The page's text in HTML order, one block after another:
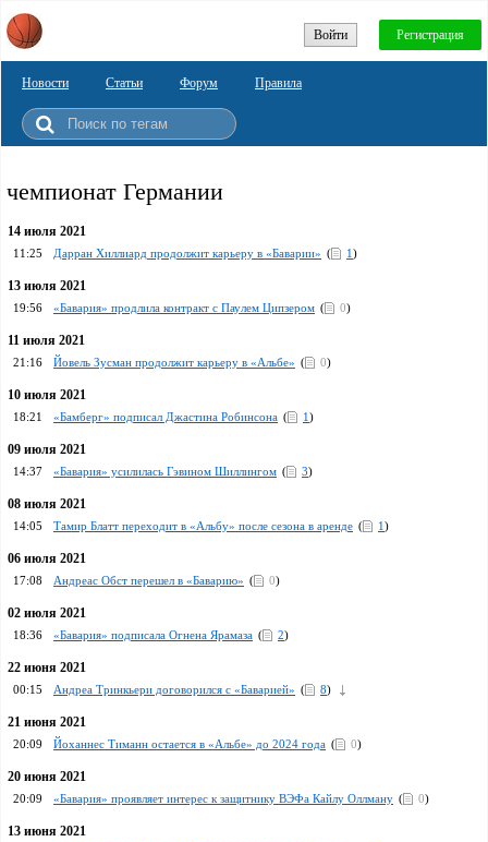
Войти Регистрация
Новости Статьи Форум Правила
чемпионат Германии
14 июля 2021
11:25 Дарран Хиллиард продолжит карьеру в «Баварии» ( 1)
13 июля 2021
19:56 «Бавария» продлила контракт с Паулем Ципзером ( 0)
11 июля 2021
21:16 Йовель Зусман продолжит карьеру в «Альбе» ( 0)
10 июля 2021
18:21 «Бамберг» подписал Джастина Робинсона ( 1)
09 июля 2021
14:37 «Бавария» усилилась Гэвином Шиллингом ( 3)
08 июля 2021
14:05 Тамир Блатт переходит в «Альбу» после сезона в аренде ( 1)
06 июля 2021
17:08 Андреас Обст перешел в «Баварию» ( 0)
02 июля 2021
18:36 «Бавария» подписала Огнена Ярамаза ( 2)
22 июня 2021
00:15 Андреа Тринкьери договорился с «Баварией» ( 8)
21 июня 2021
20:09 Йоханнес Тиманн остается в «Альбе» до 2024 года ( 0)
20 июня 2021
20:09 «Бавария» проявляет интерес к защитнику ВЭФа Кайлу Оллману ( 0)
13 июня 2021